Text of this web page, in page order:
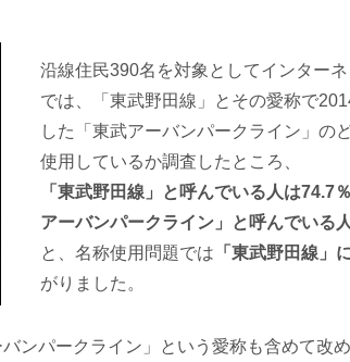
沿線住民390名を対象としてインター
では、「東武野田線」とその愛称で
した「東武アーバンパークライン」の
使用しているか調査したところ、
「東武野田線」と呼んでいる人は74.7
アーバンパークライン」と呼んでいる
と、名称使用問題では 「東武野田線」
がりました。
ンパークライン」という愛称も含めて改